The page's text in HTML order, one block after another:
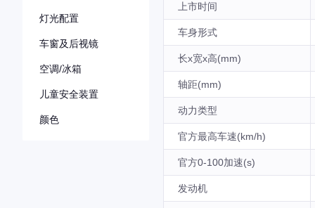
灯光配置
车窗及后视镜
空调/冰箱
儿童安全装置
颜色
上市时间
车身形式
长x宽x高(mm)
轴距(mm)
动力类型
官方最高车速(km/h)
官方0-100加速(s)
发动机